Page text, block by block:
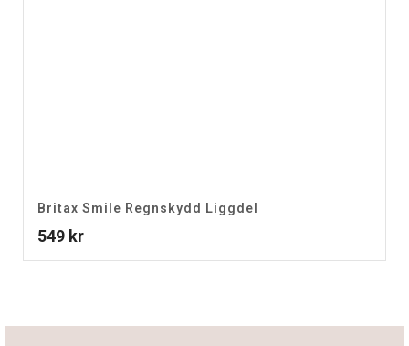
Britax Smile Regnskydd Liggdel
549 kr